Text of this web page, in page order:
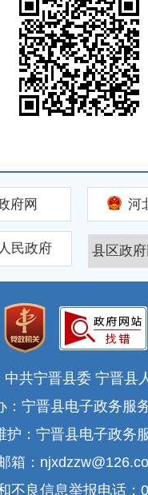
府网 河
民政府
中共宁晋县委 宁晋县
：宁晋县电子政务服
护：宁晋县电子政务
箱：
不良信息举报电话：